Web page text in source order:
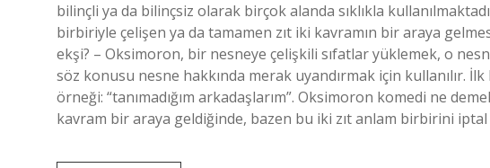
bilinçli ya da bilinçsiz olarak birçok alanda sıklıkla
birbiriyle çelişen ya da tamamen zıt iki kavramın bir araya
ekşi? – Oksimoron, bir nesneye çelişkili sıfatlar yüklemek, o
söz konusu nesne hakkında merak uyandırmak için kullanılır.
örneği: “tanımadığım arkadaşlarım”. Oksimoron komedi ne
kavram bir araya geldiğinde, bazen bu iki zıt anlam birbirini